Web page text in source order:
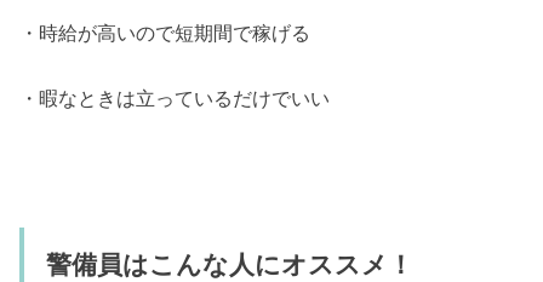
・時給が高いので短期間で稼げる
・暇なときは立っているだけでいい
警備員はこんな人にオススメ！